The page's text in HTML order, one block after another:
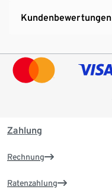
Kundenbewertungen
Zahlung
Rechnung
Ratenzahlung